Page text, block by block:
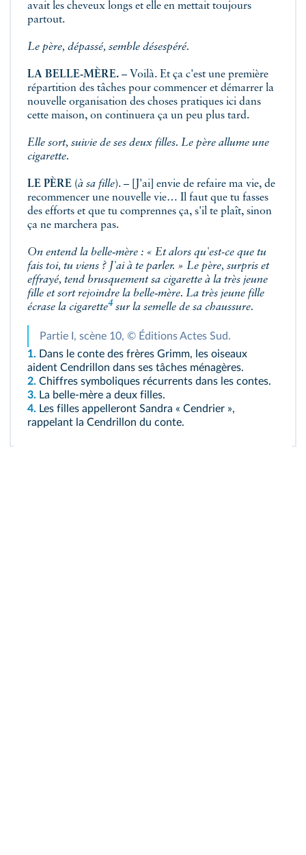
avait les cheveux longs et elle en mettait toujours
partout.
Le père, dépassé, semble désespéré.
LA BELLE‑MÈRE. – Voilà. Et ça c'est une première
répartition des tâches pour commencer et démarrer la
nouvelle organisation des choses pratiques ici dans
cette maison, on continuera ça un peu plus tard.
Elle sort, suivie de ses deux filles. Le père allume une
cigarette.
LE PÈRE (à sa fille). – [J'ai] envie de refaire ma vie, de
recommencer une nouvelle vie… Il faut que tu fasses
des efforts et que tu comprennes ça, s'il te plaît, sinon
ça ne marchera pas.
On entend la belle‑mère : « Et alors qu'est-ce que tu
fais toi, tu viens ? J'ai à te parler. » Le père, surpris et
effrayé, tend brusquement sa cigarette à la très jeune
fille et sort rejoindre la belle‑mère. La très jeune fille
écrase la cigarette4sur la semelle de sa chaussure.
Partie I, scène 10, © Éditions Actes Sud.
1. Dans le conte des frères Grimm, les oiseaux
aident Cendrillon dans ses tâches ménagères.
2. Chiffres symboliques récurrents dans les contes.
3. La belle-mère a deux filles.
4. Les filles appelleront Sandra « Cendrier »,
rappelant la Cendrillon du conte.